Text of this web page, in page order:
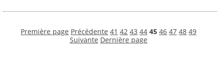
Première page Précédente 41 42 43 44 45 46 47 48 49
Suivante Dernière page